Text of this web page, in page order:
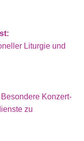
Liturgie und
Konzert-
zu